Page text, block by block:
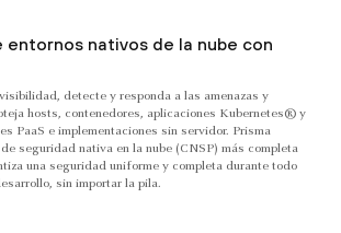
entornos nativos de la nube con
detecte y responda a las amenazas y
hosts, contenedores, aplicaciones Kubernetes® y
PaaS e implementaciones sin servidor. Prisma
seguridad nativa en la nube (CNSP) más completa
una seguridad uniforme y completa durante todo
sin importar la pila.